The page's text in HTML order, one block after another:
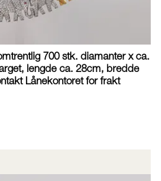
700 stk. diamanter x ca.
lengde ca. 28cm, bredde
Lånekontoret for frakt